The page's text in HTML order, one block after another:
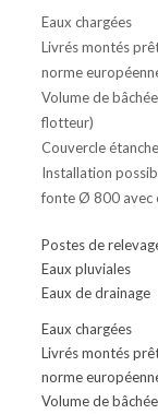
Eaux chargées
Livrés montés
norme
Volume de
flotteur)
Couvercle
Installation
fonte Ø 800 avec
Postes de
Eaux pluviales
Eaux de drainage
Eaux chargées
Livrés montés
norme
Volume de